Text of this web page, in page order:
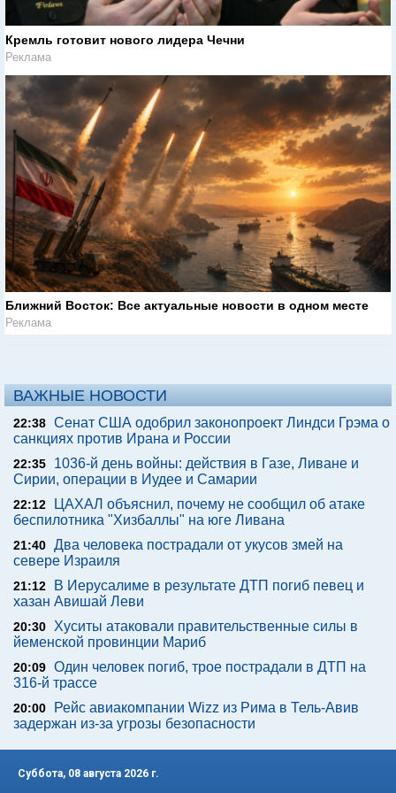
Кремль готовит нового лидера Чечни
Реклама
Ближний Восток: Все актуальные новости в одном месте
Реклама
ВАЖНЫЕ НОВОСТИ
22:38 Сенат США одобрил законопроект Линдси Грэма о
санкциях против Ирана и России
22:35
1036-й день войны: действия в Газе, Ливане и
Сирии, операции в Иудее и Самарии
22:12
ЦАХАЛ объяснил, почему не сообщил об атаке
беспилотника "Хизбаллы" на юге Ливана
21:40 Два человека пострадали от укусов змей на
севере Израиля
21:12
В Иерусалиме в результате ДТП погиб певец и
хазан Авишай Леви
20:30 Хуситы атаковали правительственные силы в
йеменской провинции Мариб
20:09 Один человек погиб, трое пострадали в ДТП на
316-й трассе
20:00
Рейс авиакомпании Wizz из Рима в Тель-Авив
задержан из-за угрозы безопасности
Суббота, 08 августа 2026 г.